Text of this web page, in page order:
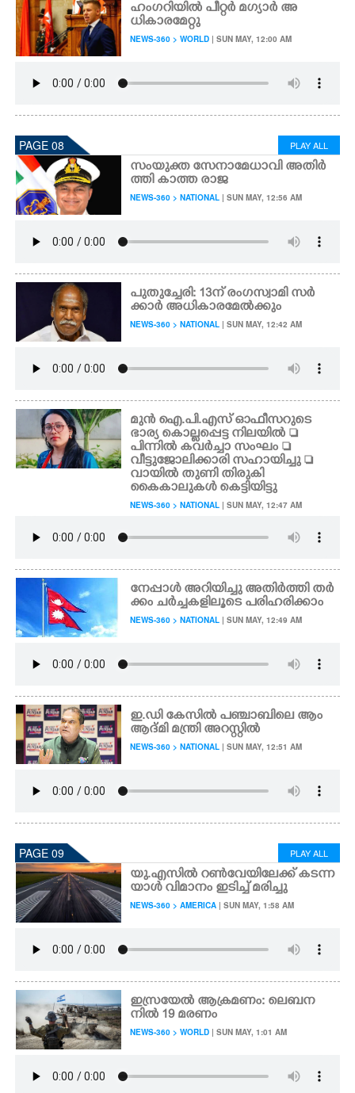
ഹംഗറിയിൽ പീറ്റർ മഗ്യാർ അ
ധികാരമേറ്റു
NEWS-360 > WORLD | SUN MAY, 12:00 AM
PAGE 08 PLAY ALL
സംയുക്ത സേനാമേധാവി അതിർ
ത്തി കാത്ത രാജ
NEWS-360 > NATIONAL | SUN MAY, 12:56 AM
പുതുച്ചേരി: 13ന് രംഗസ്വാമി സ‌ർ
ക്കാർ അധികാരമേൽക്കും
NEWS-360 > NATIONAL | SUN MAY, 12:42 AM
മുൻ ഐ.പി.എസ് ഓഫീസറുടെ
ഭാര്യ കൊല്ലപ്പെട്ട നിലയിൽ 
പിന്നിൽ കവ‌ർച്ചാ സംഘം 
വീട്ടുജോലിക്കാരി സഹായിച്ചു 
വായിൽ തുണി തിരുകി
കൈകാലുകൾ കെട്ടിയിട്ടു
NEWS-360 > NATIONAL | SUN MAY, 12:47 AM
നേപ്പാൾ അറിയിച്ചു അതിർത്തി തർ
ക്കം ചർച്ചകളിലൂടെ പരിഹരിക്കാം
NEWS-360 > NATIONAL | SUN MAY, 12:49 AM
ഇ.ഡി കേസിൽ പഞ്ചാബിലെ ആം
ആദ്മി മന്ത്രി അറസ്റ്റിൽ
NEWS-360 > NATIONAL | SUN MAY, 12:51 AM
PAGE 09 PLAY ALL
യു.എസിൽ റൺവേയിലേക്ക് കടന്ന
യാൾ വിമാനം ഇടിച്ച് മരിച്ചു
NEWS-360 > AMERICA | SUN MAY, 1:58 AM
ഇസ്രയേൽ ആക്രമണം: ലെബന
നിൽ 19 മരണം
NEWS-360 > WORLD | SUN MAY, 1:01 AM